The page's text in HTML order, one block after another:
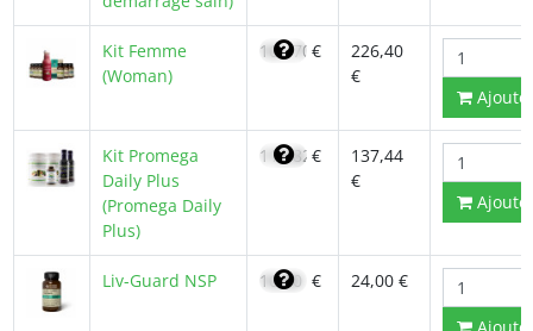
Kit Femme
(Woman)
161,70 €
226,40
€
Kit Promega
Daily Plus
(Promega Daily
Plus)
116,82 €
137,44
€
Liv-Guard NSP 16,80 € 24,00 €